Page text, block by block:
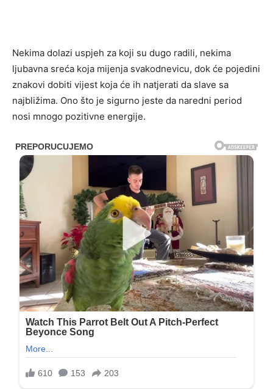
Nekima dolazi uspjeh za koji su dugo radili, nekima
ljubavna sreća koja mijenja svakodnevicu, dok će pojedini
znakovi dobiti vijest koja će ih natjerati da slave sa
najbližima. Ono što je sigurno jeste da naredni period
nosi mnogo pozitivne energije.